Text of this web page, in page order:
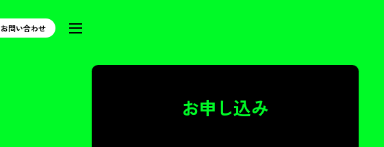
お問い合わせ
お申し込み